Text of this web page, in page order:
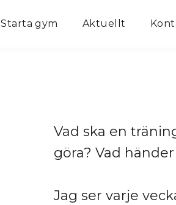
Starta gym Aktuellt
Vad ska en
göra? Vad
Jag ser varje